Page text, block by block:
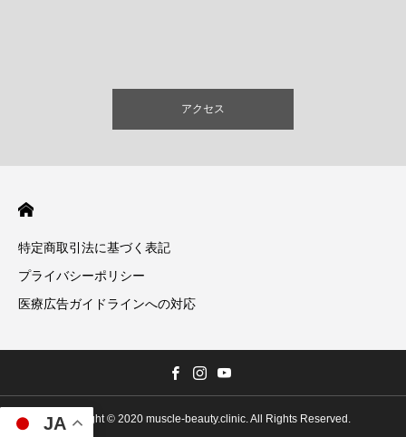
アクセス
特定商取引法に基づく表記
プライバシーポリシー
医療広告ガイドラインへの対応
Copyright © 2020 muscle-beauty.clinic. All Rights Reserved.
JA